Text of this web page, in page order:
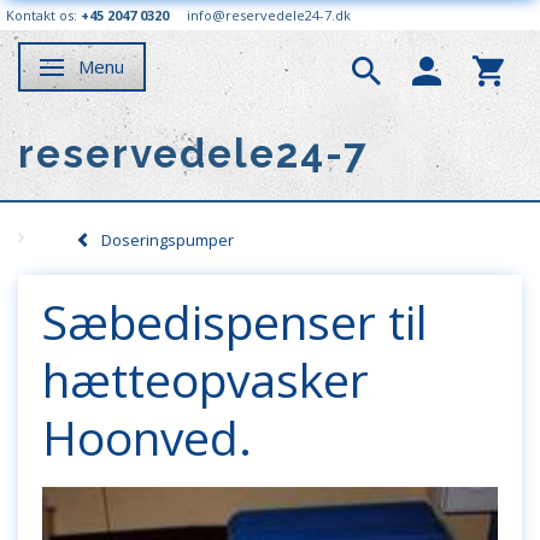
Kontakt os: +45 2047 0320 info@reservedele24-7.dk
Skifte navigation
Menu
reservedele24-7
Doseringspumper
Sæbedispenser til
hætteopvasker
Hoonved.